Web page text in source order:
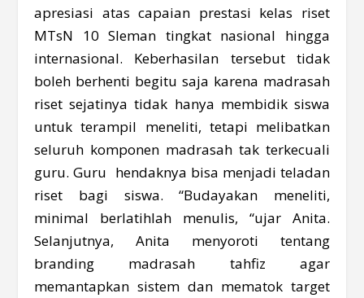
apresiasi atas capaian prestasi kelas riset
MTsN 10 Sleman tingkat nasional hingga
internasional. Keberhasilan tersebut tidak
boleh berhenti begitu saja karena madrasah
riset sejatinya tidak hanya membidik siswa
untuk terampil meneliti, tetapi melibatkan
seluruh komponen madrasah tak terkecuali
guru. Guru hendaknya bisa menjadi teladan
riset bagi siswa. “Budayakan meneliti,
minimal berlatihlah menulis, “ujar Anita.
Selanjutnya, Anita menyoroti tentang
branding madrasah tahfiz agar
memantapkan sistem dan mematok target